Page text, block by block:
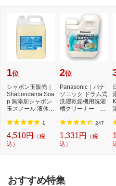
1位
シャボン玉販売｜
Shabondama Soa
p 無添加シャボン
玉スノール 液体タ
1
4,510円
（税
込）
2位
Panasonic｜パナ
ソニック ドラム式
洗濯乾燥機用洗濯
槽クリーナー N-
濯...
247
1,331円
（税
込）
おすすめ特集